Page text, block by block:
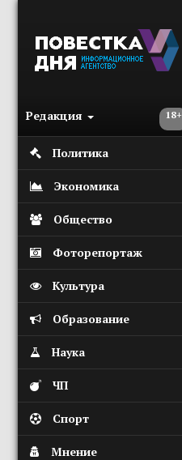
18+
Редакция
Политика
Экономика
Общество
Фоторепортаж
Культура
Образование
Наука
ЧП
Спорт
Мнение